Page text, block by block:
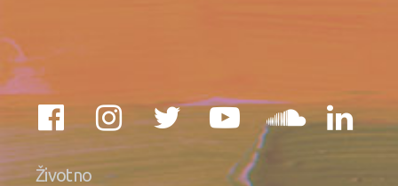
Životno